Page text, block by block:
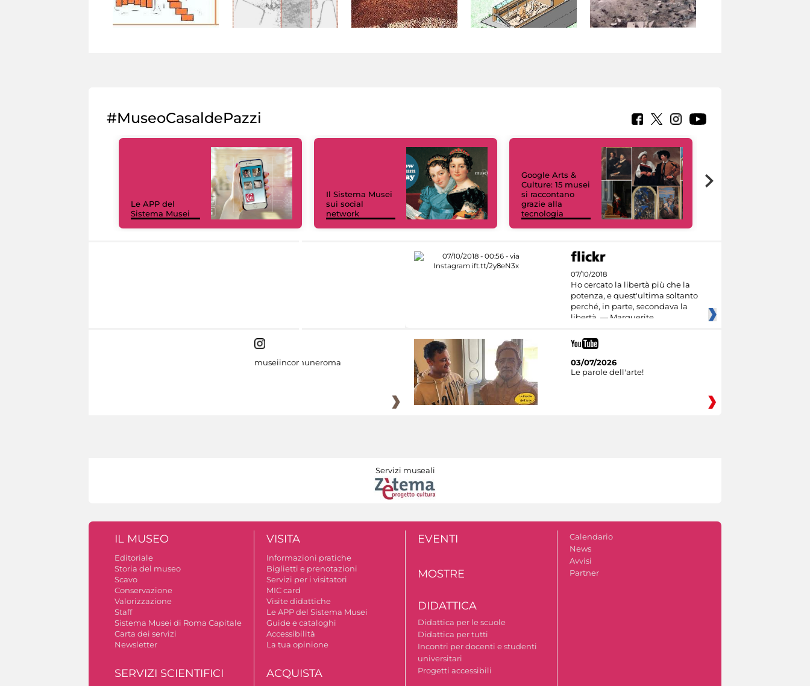
#MuseoCasaldePazzi
Le APP del
Sistema Musei
Il Sistema Musei
sui social
network
Google Arts &
Culture: 15 musei
si raccontano
grazie alla
tecnologia
07/10/2018
Ho cercato la libertà più che la
potenza, e quest'ultima soltanto
perché, in parte, secondava la
libertà. — Marguerite
museiincomuneroma
03/07/2026
Le parole dell'arte!
Servizi museali
IL MUSEO
Editoriale
Storia del museo
Scavo
Conservazione
Valorizzazione
Staff
Sistema Musei di Roma Capitale
Carta dei servizi
Newsletter
SERVIZI SCIENTIFICI
VISITA
Informazioni pratiche
Biglietti e prenotazioni
Servizi per i visitatori
MIC card
Visite didattiche
Le APP del Sistema Musei
Guide e cataloghi
Accessibilità
La tua opinione
ACQUISTA
EVENTI
MOSTRE
DIDATTICA
Didattica per le scuole
Didattica per tutti
Incontri per docenti e studenti
universitari
Progetti accessibili
Calendario
News
Avvisi
Partner